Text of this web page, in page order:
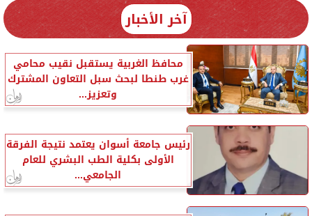
آخر الأخبار
محافظ الغربية يستقبل نقيب محامي
غرب طنطا لبحث سبل التعاون المشترك
وتعزيز...
رئيس جامعة أسوان يعتمد نتيجة الفرقة
الأولى بكلية الطب البشري للعام
الجامعي...